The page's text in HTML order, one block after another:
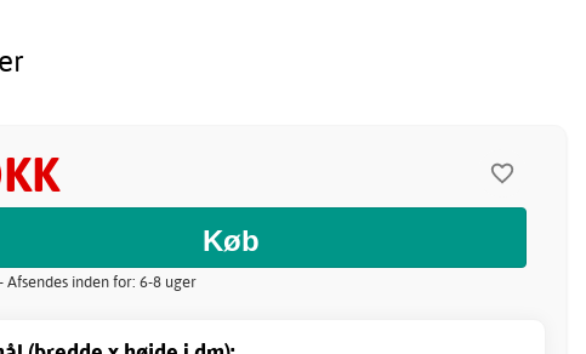
inden for: 6-8 uger